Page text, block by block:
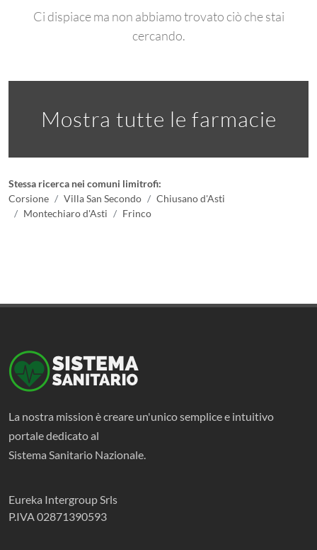
Ci dispiace ma non abbiamo trovato ciò che stai
cercando.
Mostra tutte le farmacie
Stessa ricerca nei comuni limitrofi:
Corsione
Villa San Secondo
Chiusano d'Asti
Montechiaro d'Asti
Frinco
La nostra mission è creare un'unico semplice e intuitivo
portale dedicato al
Sistema Sanitario Nazionale.
Eureka Intergroup Srls
P.IVA 02871390593